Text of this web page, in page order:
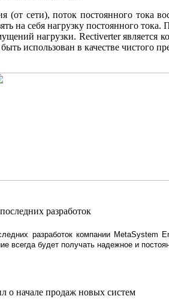
(от сети), поток постоянного тока
на себя нагрузку постоянного
нагрузки. Rectiverter
использован в качестве чистого
разработок
разработок компании MetaSystem
всегда будет получать надежное и
о начале продаж новых систем